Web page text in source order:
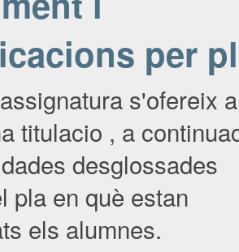
per
s'ofereix a
titulacio , a
desglossades
pla en què estan
els alumnes.